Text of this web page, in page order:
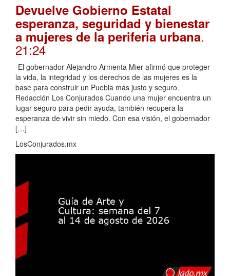
Devuelve Gobierno Estatal
esperanza, seguridad y bienestar
a mujeres de la periferia urbana.
21:24
-El gobernador Alejandro Armenta Mier afirmó que proteger
la vida, la integridad y los derechos de las mujeres es la
base para construir un Puebla más justo y seguro.
Redacción Los Conjurados Cuando una mujer encuentra un
lugar seguro para pedir ayuda, también recupera la
esperanza de vivir sin miedo. Con esa visión, el gobernador
[…]
LosConjurados.mx